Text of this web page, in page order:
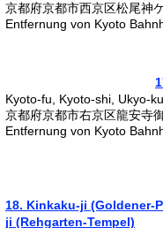
京都府京都市西京区松尾神
Entfernung von Kyoto
Kyoto-fu, Kyoto-shi, Ukyo-
京都府京都市右京区龍安寺
Entfernung von Kyoto
18. Kinkaku-ji (Goldener-
ji (Rehgarten-Tempel)